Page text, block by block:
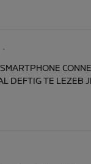
DEFTIG TE LEZEB